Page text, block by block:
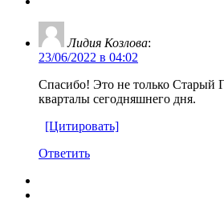
Лидия Козлова:
23/06/2022 в 04:02
Спасибо! Это не только Старый
кварталы сегодняшнего дня.
[Цитировать]
Ответить